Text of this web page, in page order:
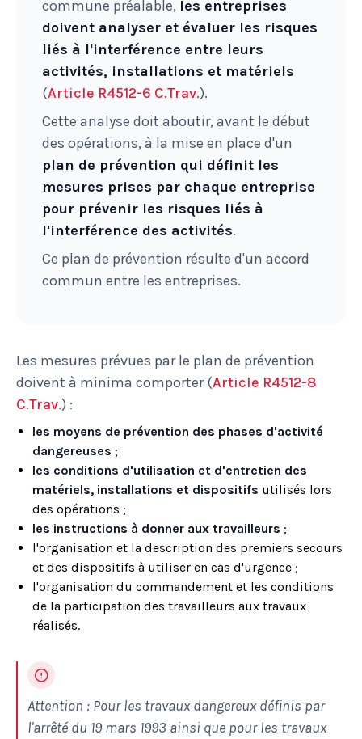
commune préalable, les entreprises
doivent analyser et évaluer les risques
liés à l'interférence entre leurs
activités, installations et matériels
(Article R4512-6 C.Trav.).
Cette analyse doit aboutir, avant le début
des opérations, à la mise en place d'un
plan de prévention qui définit les
mesures prises par chaque entreprise
pour prévenir les risques liés à
l'interférence des activités.
Ce plan de prévention résulte d'un accord
commun entre les entreprises.
Les mesures prévues par le plan de prévention
doivent à minima comporter (Article R4512-8
C.Trav.) :
les moyens de prévention des phases d'activité
dangereuses ;
les conditions d'utilisation et d'entretien des
matériels, installations et dispositifs utilisés lors
des opérations ;
les instructions à donner aux travailleurs ;
l'organisation et la description des premiers secours
et des dispositifs à utiliser en cas d'urgence ;
l'organisation du commandement et les conditions
de la participation des travailleurs aux travaux
réalisés.
Attention : Pour les travaux dangereux définis par
l'arrêté du 19 mars 1993 ainsi que pour les travaux